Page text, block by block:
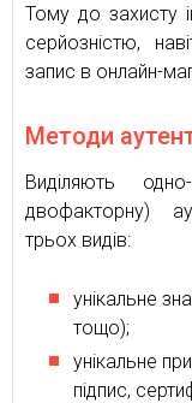
Тому до захисту
серйозністю,
запис в онлайн-
Методи
Виділяють
двофакторну)
трьох видів:
унікальне
тощо);
унікальне
підпис,